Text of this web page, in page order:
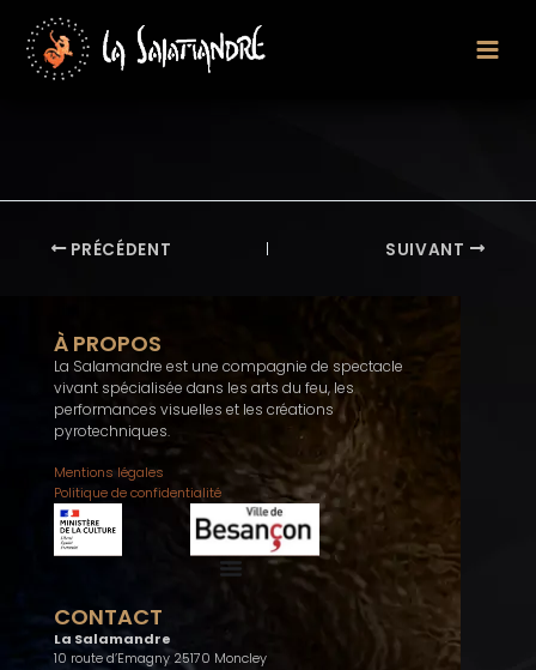
contenu
PRÉCÉDENT SUIVANT
À PROPOS
La Salamandre est une compagnie de spectacle
vivant spécialisée dans les arts du feu, les
performances visuelles et les créations
pyrotechniques.
Mentions légales
Politique de confidentialité
CONTACT
La Salamandre
10 route d’Emagny 25170 Moncley